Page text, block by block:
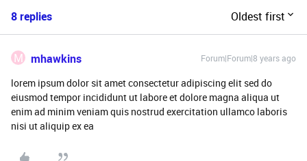
8 replies Oldest first
M mhawkins Forum|Forum|8 years ago
lorem ipsum dolor sit amet consectetur adipiscing elit sed do
eiusmod tempor incididunt ut labore et dolore magna aliqua ut
enim ad minim veniam quis nostrud exercitation ullamco laboris
nisi ut aliquip ex ea